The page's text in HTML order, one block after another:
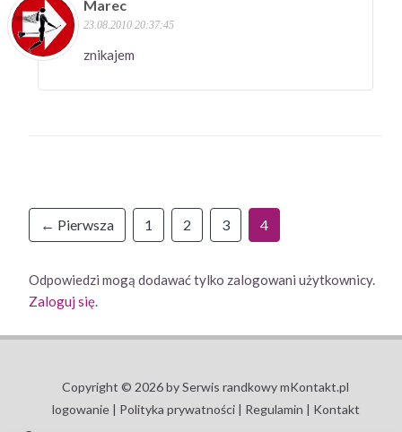
Marec
23.08.2010 20:37:45
znikajem
← Pierwsza 1 2 3 4
Odpowiedzi mogą dodawać tylko zalogowani użytkownicy.
Zaloguj się.
Copyright © 2026 by Serwis randkowy mKontakt.pl
logowanie | Polityka prywatności | Regulamin | Kontakt